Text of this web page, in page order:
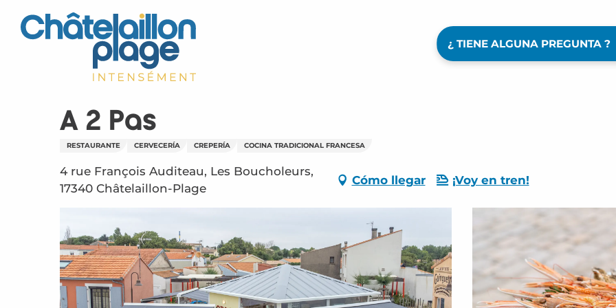
contenu
¿ TIENE ALGUNA PREGUNTA ?
A 2 Pas
RESTAURANTE CERVECERÍA CREPERÍA COCINA TRADICIONAL FRANCESA
4 rue François Auditeau, Les Boucholeurs,
17340 Châtelaillon-Plage
Cómo llegar ¡Voy en tren!